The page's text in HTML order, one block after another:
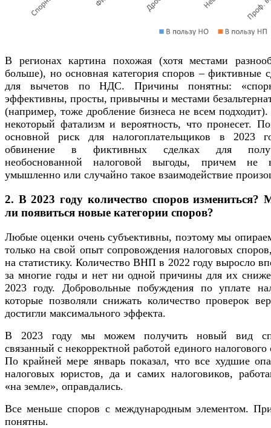
В регионах картина похожая (хотя местами
больше), но основная категория споров – фиктивные
для вычетов по НДС. Причины понятны:
эффективны, просты, привычны и местами
(например, тоже дробление бизнеса не всем
некоторый фатализм и вероятность, что пронесет.
основной риск для налогоплательщиков в 2023
обвинение в фиктивных сделках для
необоснованной налоговой выгоды, причем не
умышленно или случайно такое взаимодействие
2. В 2023 году количество споров измениться?
ли появиться новые категории споров?
Любые оценки очень субъективны, поэтому мы
только на свой опыт сопровождения налоговых
на статистику. Количество ВНП в 2022 году выросло
за многие годы и нет ни одной причины для их
2023 году. Добровольные побуждения по уплате
которые позволяли снижать количество проверок
достигли максимального эффекта.
В 2023 году мы можем получить новый вид
связанный с некорректной работой единого налогового
По крайней мере январь показал, что все худшие
налоговых юристов, да и самих налоговиков,
«на земле», оправдались.
Все меньше споров с международным элементом.
понятны.